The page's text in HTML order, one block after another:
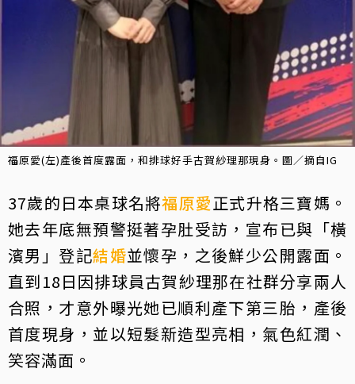
福原愛(左)產後首度露面，和排球好手古賀紗理那現身。圖／摘自IG
37歲的日本桌球名將福原愛正式升格三寶媽。
她去年底無預警挺著孕肚受訪，宣布已與「橫
濱男」登記結婚並懷孕，之後鮮少公開露面。
直到18日因排球員古賀紗理那在社群分享兩人
合照，才意外曝光她已順利產下第三胎，產後
首度現身，並以短髮新造型亮相，氣色紅潤、
笑容滿面。